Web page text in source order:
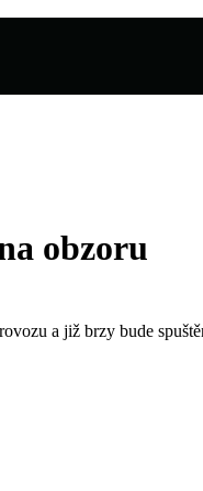
obzoru
a již brzy bude